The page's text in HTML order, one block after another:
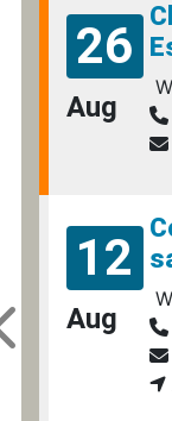
26
Aug
12
Aug